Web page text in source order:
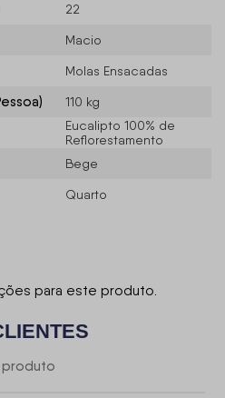
22
Macio
Molas Ensacadas
110 kg
Eucalipto 100% de
Reflorestamento
Bege
Quarto
para este produto.
produto